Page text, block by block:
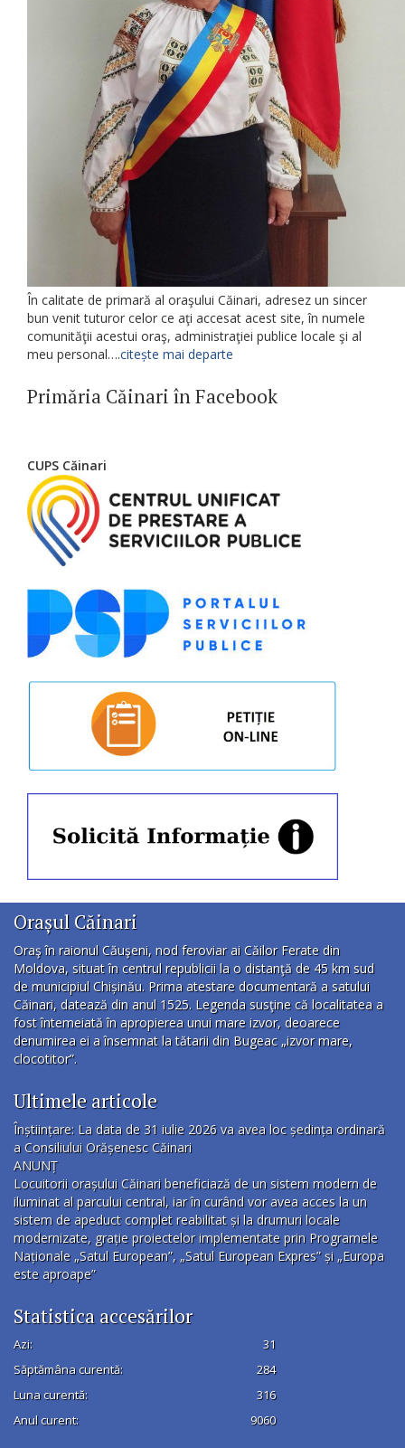
În calitate de primară al oraşului Căinari, adresez un sincer
bun venit tuturor celor ce aţi accesat acest site, în numele
comunităţii acestui oraş, administraţiei publice locale şi al
meu personal….citește mai departe
Primăria Căinari în Facebook
CUPS Căinari
Orașul Căinari
Oraş în raionul Căuşeni, nod feroviar ai Căilor Ferate din
Moldova, situat în centrul republicii la o distanţă de 45 km sud
de municipiul Chișinău. Prima atestare documentară a satului
Căinari, datează din anul 1525. Legenda susţine că localitatea a
fost întemeiată în apropierea unui mare izvor, deoarece
denumirea ei a însemnat la tătarii din Bugeac „izvor mare,
clocotitor”.
Ultimele articole
Înștiințare: La data de 31 iulie 2026 va avea loc ședința ordinară
a Consiliului Orășenesc Căinari
ANUNȚ
Locuitorii orașului Căinari beneficiază de un sistem modern de
iluminat al parcului central, iar în curând vor avea acces la un
sistem de apeduct complet reabilitat și la drumuri locale
modernizate, grație proiectelor implementate prin Programele
Naționale „Satul European”, „Satul European Expres” și „Europa
este aproape”
Statistica accesărilor
Azi:
31
Săptămâna curentă:
284
Luna curentă:
316
Anul curent:
9060